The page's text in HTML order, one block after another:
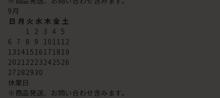
9 月
日 月 火 水 木 金 土
1
2 3 4 5
6 7 8 9 10 11 12
13 14 15 16 17 18 19
2021 2223242526
27282930
休業日
※商品発送、お問い合わせ含みます。